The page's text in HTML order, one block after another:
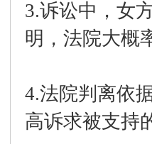
3.诉讼中，女
明，法院大概
4.法院判离依
高诉求被支持